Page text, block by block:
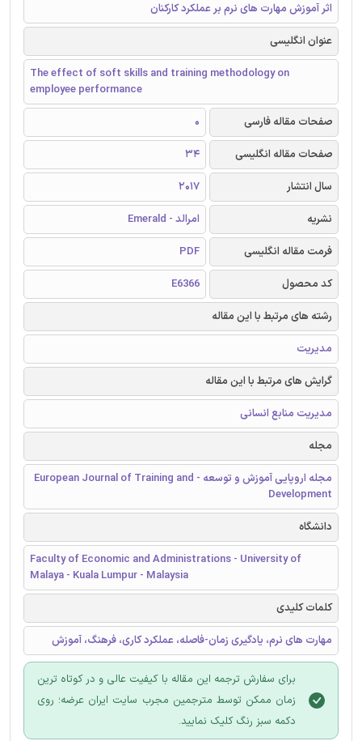
اثر آموزش مهارت های نرم بر عملکرد کارکنان
عنوان انگلیسی
The effect of soft skills and training methodology on
employee performance
صفحات مقاله فارسی
0
صفحات مقاله انگلیسی
34
سال انتشار
2017
نشریه
امرالد - Emerald
فرمت مقاله انگلیسی
PDF
کد محصول
E6366
رشته های مرتبط با این مقاله
مدیریت
گرایش های مرتبط با این مقاله
مدیریت منابع انسانی
مجله
مجله اروپایی آموزش و توسعه - European Journal of Training and
Development
دانشگاه
Faculty of Economic and Administrations - University of
Malaya - Kuala Lumpur - Malaysia
کلمات کلیدی
مهارت های نرم، یادگیری زمان-فاصله، عملکرد کاری، فرهنگ، آموزش
برای سفارش ترجمه این مقاله با کیفیت عالی و در کوتاه ترین
زمان ممکن توسط مترجمین مجرب سایت ایران عرضه؛ روی
دکمه سبز رنگ کلیک نمایید.